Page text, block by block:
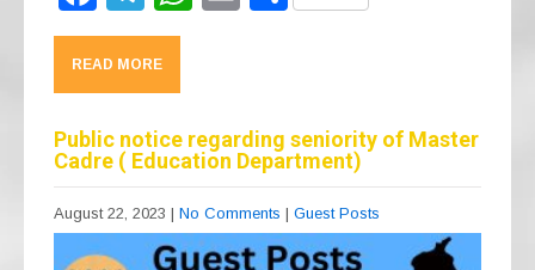
a
c
e
b
o
o
k
el
e
gr
a
m
A
p
p
READ MORE
Public notice regarding seniority of Master
Cadre ( Education Department)
August 22, 2023 | No Comments | Guest Posts